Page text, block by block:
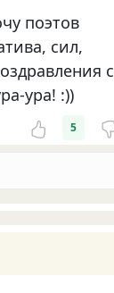
поэтов
сил,
с
ура! :))
5